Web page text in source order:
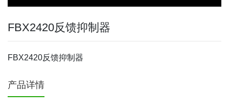
FBX2420反馈抑制器
FBX2420反馈抑制器
产品详情